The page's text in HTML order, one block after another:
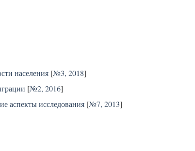
населения [№3, 2018]
[№2, 2016]
аспекты исследования [№7, 2013]